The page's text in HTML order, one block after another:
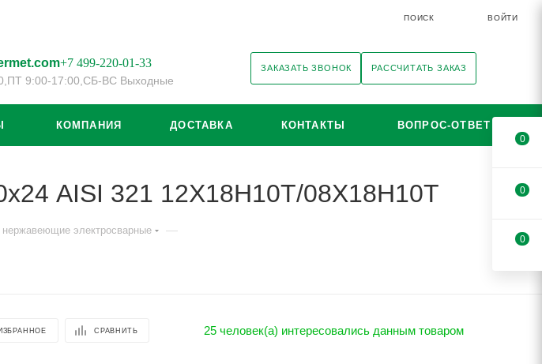
ПОИСК ВОЙТИ
+7 499-220-01-33
ПТ 9:00-17:00, СБ-ВС Выходные
ЗАКАЗАТЬ ЗВОНОК РАССЧИТАТЬ ЗАКАЗ
КОМПАНИЯ ДОСТАВКА КОНТАКТЫ ВОПРОС-ОТВЕТ
AISI 321 12Х18Н10Т/08Х18Н10Т
электросварные —
СРАВНИТЬ 25 человек(а) интересовались данным товаром
0
0
0